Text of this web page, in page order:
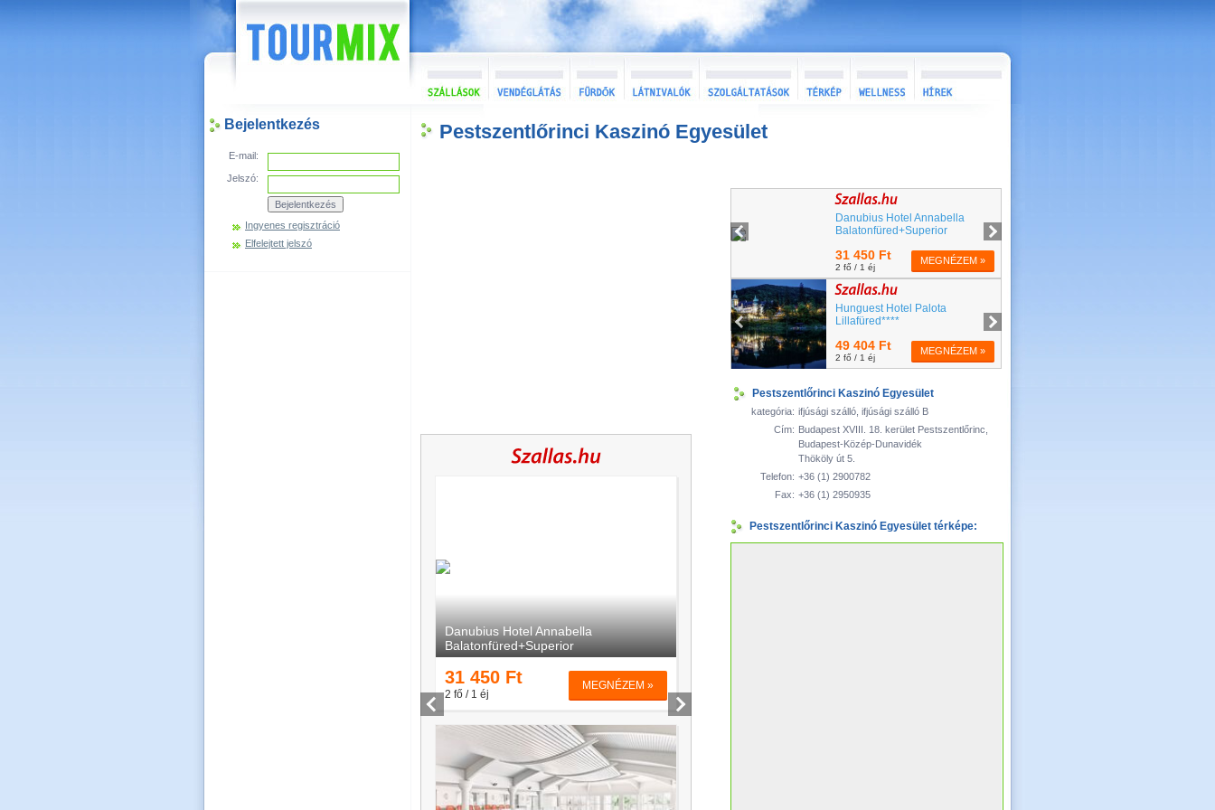
Bejelentkezés
E-mail:
Jelszó:
Ingyenes regisztráció
Elfelejtett jelszó
Pestszentlőrinci Kaszinó Egyesület
Pestszentlőrinci Kaszinó Egyesület
kategória: ifjúsági szálló, ifjúsági szálló B
Cím: Budapest XVIII. 18. kerület Pestszentlőrinc,
Budapest-Közép-Dunavidék
Thököly út 5.
Telefon: +36 (1) 2900782
Fax: +36 (1) 2950935
Pestszentlőrinci Kaszinó Egyesület térképe: